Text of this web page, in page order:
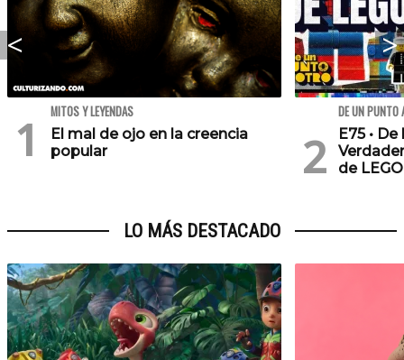
MITOS Y LEYENDAS
El mal de ojo en la creencia
popular
DE UN PUNTO
E75 •
de
LO MÁS DESTACADO